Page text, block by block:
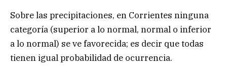
Sobre las precipitaciones, en Corrientes ninguna
categoría (superior a lo normal, normal o inferior
a lo normal) se ve favorecida; es decir que todas
tienen igual probabilidad de ocurrencia.